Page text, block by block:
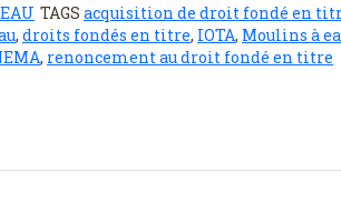
TAGS acquisition de droit fondé en
, droits fondés en titre, IOTA, Moulins à
, renoncement au droit fondé en titre